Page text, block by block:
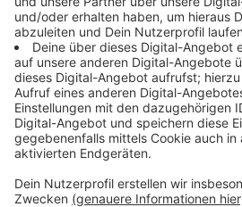
Boden ausgestattet, sodass es
streng riecht.
Anzeige
Weitere Meldungen aus
Anzeige